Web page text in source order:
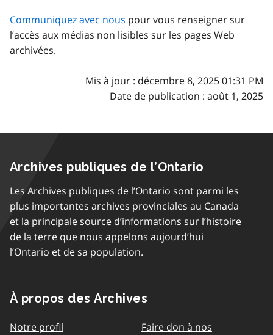
Communiquez avec nous pour vous renseigner sur
l’accès aux médias non lisibles sur les pages Web
archivées.
Mis à jour : décembre 8, 2025 01:31 PM
Date de publication : août 1, 2025
Archives publiques de l’Ontario
Les Archives publiques de l’Ontario sont parmi les
plus importantes archives provinciales au Canada
et la principale source d’informations sur l’histoire
de la terre que nous appelons aujourd’hui
l’Ontario et de sa population.
À propos des Archives
Notre profil
Faire don à nos